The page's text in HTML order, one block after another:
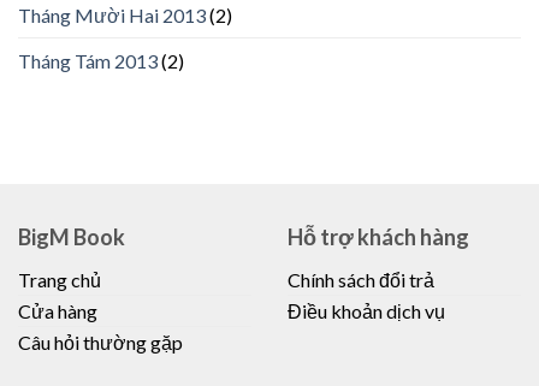
Tháng Mười Hai 2013(2)
Tháng Tám 2013(2)
BigM Book
Trang chủ
Cửa hàng
Câu hỏi thường gặp
Hỗ trợ khách hàng
Chính sách đổi trả
Điều khoản dịch vụ